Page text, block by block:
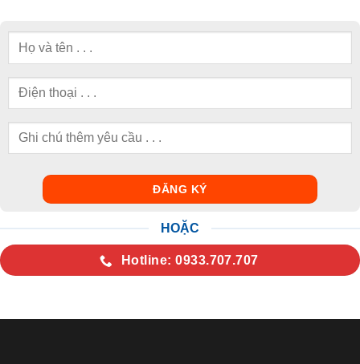
HOẶC
Hotline: 0933.707.707